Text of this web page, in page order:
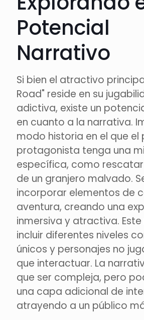
Potencial
Narrativo
Si bien el atractivo
Road" reside en su
adictiva, existe un
en cuanto a la narrativa.
modo historia en el que el
protagonista tenga una
específica, como
de un granjero malvado.
incorporar elementos de
aventura, creando una
inmersiva y atractiva.
incluir diferentes niveles
únicos y personajes no
que interactuar. La
que ser compleja, pero
una capa adicional de
atrayendo a un público